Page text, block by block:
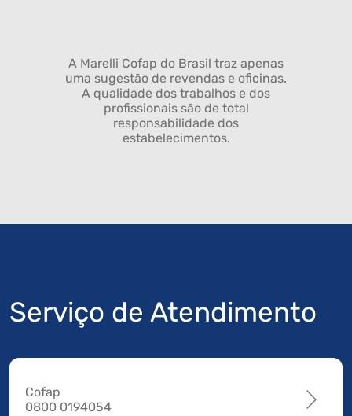
A Marelli Cofap do Brasil traz apenas
uma sugestão de revendas e oficinas.
A qualidade dos trabalhos e dos
profissionais são de total
responsabilidade dos
estabelecimentos.
Serviço de Atendimento
Cofap
0800 0194054